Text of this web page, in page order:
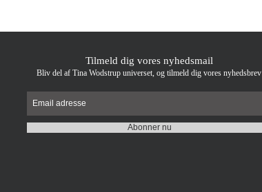
Tilmeld dig vores nyhedsmail
Bliv del af Tina Wodstrup universet, og tilmeld dig vores nyhedsbrev
Abonner nu